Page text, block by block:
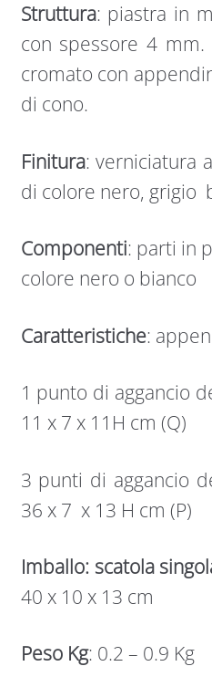
Struttura: piastra in
con spessore 4
cromato con
di cono.
Finitura: verniciatura
di colore nero, grigio
Componenti: parti in
colore nero o bianco
Caratteristiche:
1 punto di aggancio
11 x 7 x 11H cm (Q)
3 punti di aggancio
36 x 7 x 13 H cm (P)
Imballo: scatola
40 x 10 x 13 cm
Peso Kg: 0.2 – 0.9 Kg